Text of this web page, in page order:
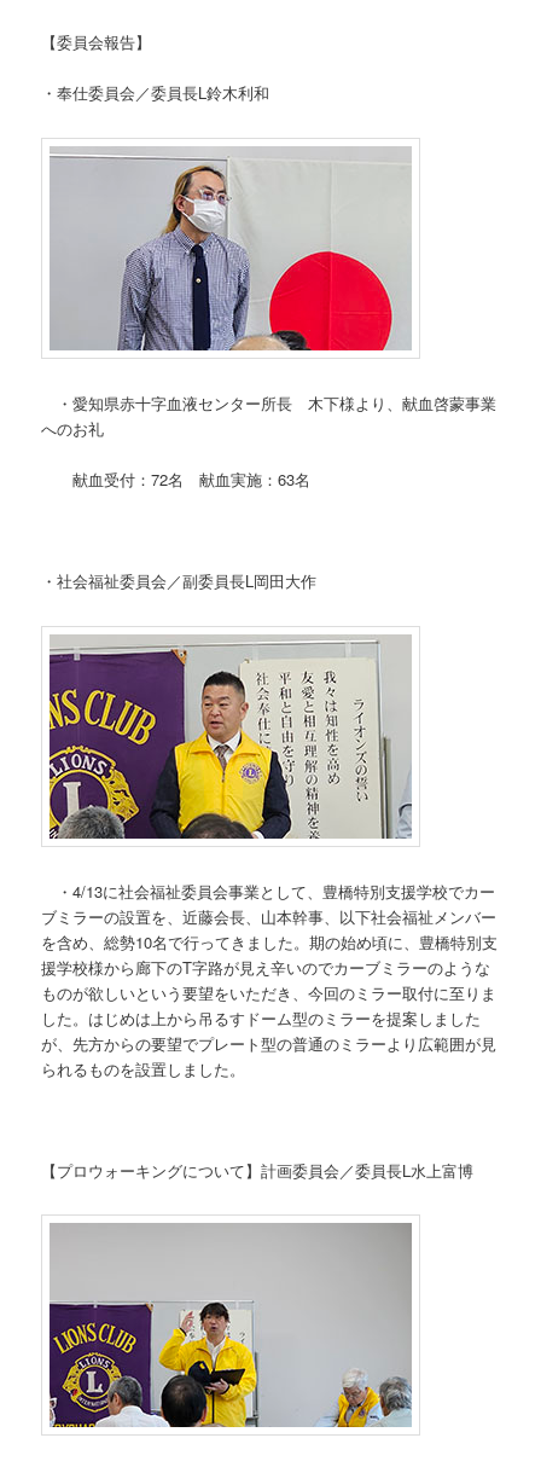
【委員会報告】
・奉仕委員会／委員長L鈴木利和
・愛知県赤十字血液センター所長 木下様より、献血啓蒙事業
へのお礼
献血受付：72名 献血実施：63名
・社会福祉委員会／副委員長L岡田大作
・4/13に社会福祉委員会事業として、豊橋特別支援学校でカー
ブミラーの設置を、近藤会長、山本幹事、以下社会福祉メンバー
を含め、総勢10名で行ってきました。期の始め頃に、豊橋特別支
援学校様から廊下のT字路が見え辛いのでカーブミラーのような
ものが欲しいという要望をいただき、今回のミラー取付に至りま
した。はじめは上から吊るすドーム型のミラーを提案しました
が、先方からの要望でプレート型の普通のミラーより広範囲が見
られるものを設置しました。
【プロウォーキングについて】計画委員会／委員長L水上富博